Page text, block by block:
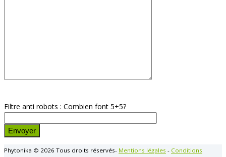
laisser
champ
vide.
Filtre anti robots : Combien font 5+5?
Phytonika © 2026 Tous droits réservés- Mentions légales - Conditions